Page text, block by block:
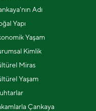
Adı
Yapı
Yaşam
Kimlik
Miras
Yaşam
Çankaya